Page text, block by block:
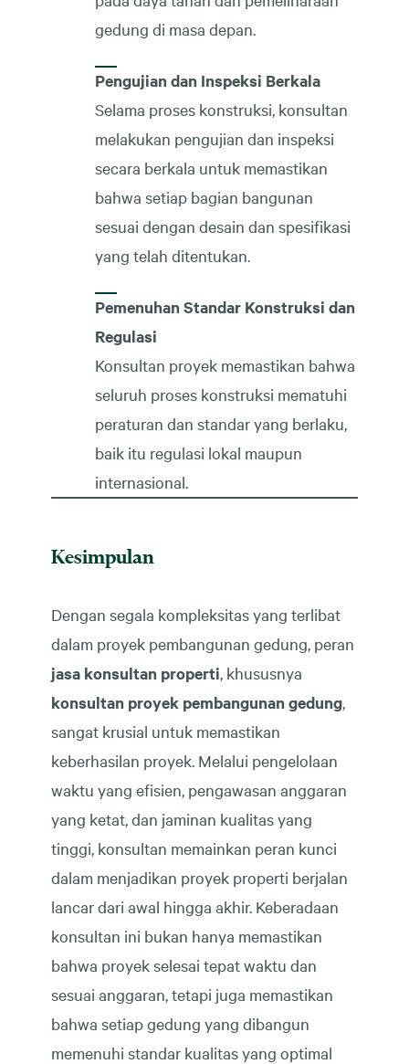
gedung di masa depan.
Pengujian dan Inspeksi Berkala
Selama proses konstruksi, konsultan
melakukan pengujian dan inspeksi
secara berkala untuk memastikan
bahwa setiap bagian bangunan
sesuai dengan desain dan spesifikasi
yang telah ditentukan.
Pemenuhan Standar Konstruksi dan
Regulasi
Konsultan proyek memastikan bahwa
seluruh proses konstruksi mematuhi
peraturan dan standar yang berlaku,
baik itu regulasi lokal maupun
internasional.
Kesimpulan
Dengan segala kompleksitas yang terlibat
dalam proyek pembangunan gedung, peran
jasa konsultan properti, khususnya
konsultan proyek pembangunan gedung,
sangat krusial untuk memastikan
keberhasilan proyek. Melalui pengelolaan
waktu yang efisien, pengawasan anggaran
yang ketat, dan jaminan kualitas yang
tinggi, konsultan memainkan peran kunci
dalam menjadikan proyek properti berjalan
lancar dari awal hingga akhir. Keberadaan
konsultan ini bukan hanya memastikan
bahwa proyek selesai tepat waktu dan
sesuai anggaran, tetapi juga memastikan
bahwa setiap gedung yang dibangun
memenuhi standar kualitas yang optimal